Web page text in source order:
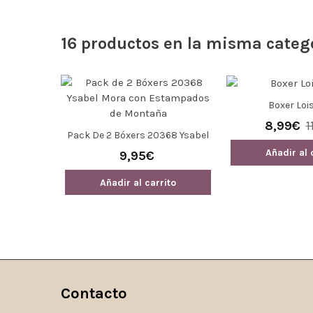
16 productos en la misma
Pack De 2 Bóxers 20368 Ysabel
Mora Con Estampados De
Montaña
9,95€
Añadir al carrito
Boxer
8,99€
Añadir al
Contacto